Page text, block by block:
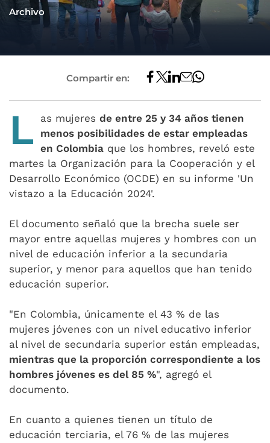
Archivo
Compartir en:
L as mujeres de entre 25 y 34 años tienen
menos posibilidades de estar empleadas
en Colombia que los hombres, reveló este
martes la Organización para la Cooperación y el
Desarrollo Económico (OCDE) en su informe 'Un
vistazo a la Educación 2024'.
El documento señaló que la brecha suele ser
mayor entre aquellas mujeres y hombres con un
nivel de educación inferior a la secundaria
superior, y menor para aquellos que han tenido
educación superior.
"En Colombia, únicamente el 43 % de las
mujeres jóvenes con un nivel educativo inferior
al nivel de secundaria superior están empleadas,
mientras que la proporción correspondiente a los
hombres jóvenes es del 85 %", agregó el
documento.
En cuanto a quienes tienen un título de
educación terciaria, el 76 % de las mujeres